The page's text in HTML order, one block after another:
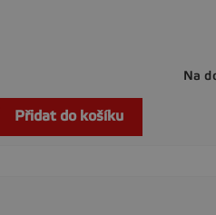
Na
Přidat do košíku